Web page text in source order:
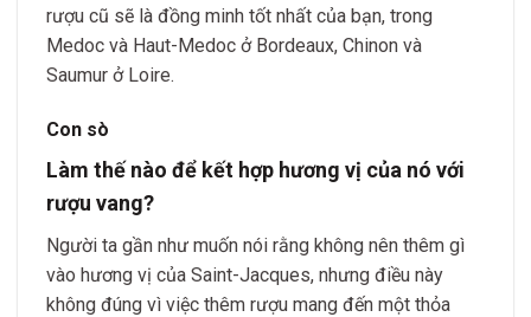
rượu cũ sẽ là đồng minh tốt nhất của bạn, trong
Medoc và Haut-Medoc ở Bordeaux, Chinon và
Saumur ở Loire.
Con sò
Làm thế nào để kết hợp hương vị của nó với
rượu vang?
Người ta gần như muốn nói rằng không nên thêm gì
vào hương vị của Saint-Jacques, nhưng điều này
không đúng vì việc thêm rượu mang đến một thỏa